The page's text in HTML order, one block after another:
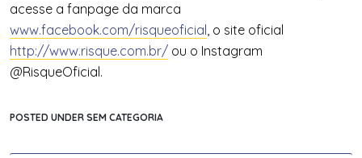
acesse a fanpage da marca
www.facebook.com/risqueoficial, o site oficial
http://www.risque.com.br/ ou o Instagram
@RisqueOficial.
POSTED UNDER SEM CATEGORIA